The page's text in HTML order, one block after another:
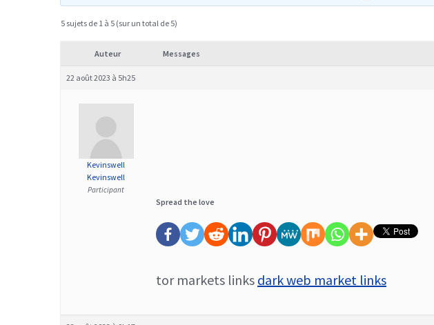
5 sujets de 1 à 5 (sur un total de 5)
Auteur Messages
22 août 2023 à 5h25
Kevinswell
Kevinswell
Participant
Spread the love
tor markets links dark web market links